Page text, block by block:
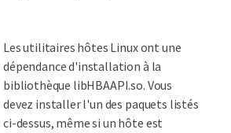
Les utilitaires hôtes Linux ont une
dépendance d'installation à la
bibliothèque libHBAAPI.so. Vous
devez installer l'un des paquets listés
ci-dessus, même si un hôte est